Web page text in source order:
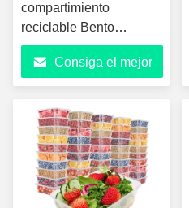
compartimiento
reciclable Bento
Contenedores de
alimentos para llevar
Bote de comida de
plástico desechable
Consiga el mejor